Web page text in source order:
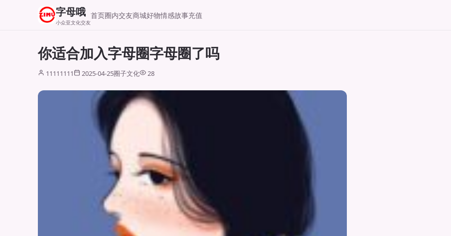
字母哦
小众亚文化交友
首页圈内交友商城好物情感故事充值
你适合加入字母圈字母圈了吗
11111111 2025-04-25圈子文化 28